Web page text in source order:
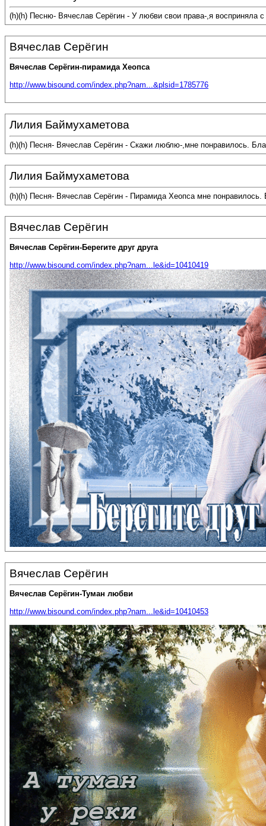
(h)(h) Песню- Вячеслав Серёгин - У любви свои права-,я
Вячеслав Серёгин
Вячеслав Серёгин-пирамида Хеопса
http://www.bisound.com/index.php?nam...&plsid=1785776
Лилия Баймухаметова
(h)(h) Песня- Вячеслав Серёгин - Скажи люблю-,мне понравилось.
Лилия Баймухаметова
(h)(h) Песня- Вячеслав Серёгин - Пирамида Хеопса мне
Вячеслав Серёгин
Вячеслав Серёгин-Берегите друг друга
http://www.bisound.com/index.php?nam...le&id=10410419
Вячеслав Серёгин
Вячеслав Серёгин-Туман любви
http://www.bisound.com/index.php?nam...le&id=10410453